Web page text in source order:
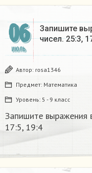
06
ИЮЛЬ
Запишите
чисел. 25:3,
Автор: rosa1346
Предмет: Математика
Уровень: 5 - 9 класс
Запишите выражения
17:5, 19:4